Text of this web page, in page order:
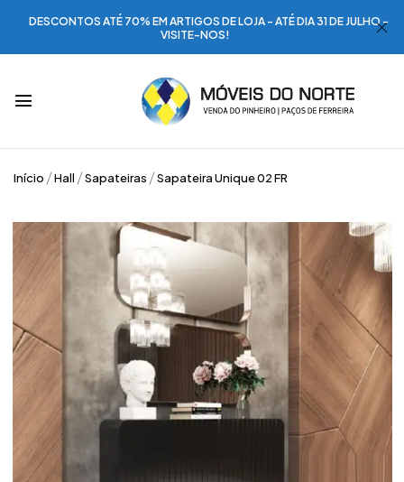
DESCONTOS ATÉ 70% EM ARTIGOS DE LOJA - ATÉ DIA 31 DE JULHO -
VISITE-NOS!
Início Hall Sapateiras Sapateira Unique 02 FR